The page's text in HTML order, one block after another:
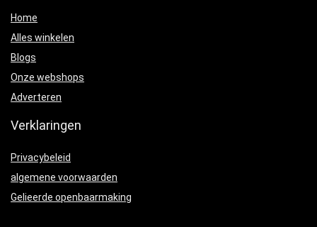
Home
Alles winkelen
Blogs
Onze webshops
Adverteren
Verklaringen
Privacybeleid
algemene voorwaarden
Gelieerde openbaarmaking